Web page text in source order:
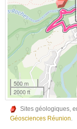
500 m
2000 ft
Sites géologiques,
Géosciences Réunion